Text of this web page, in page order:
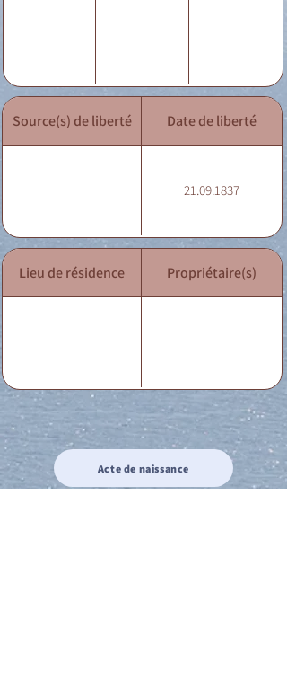
Source(s) de liberté Date de liberté
21.09.1837
Lieu de résidence Propriétaire(s)
Acte de naissance